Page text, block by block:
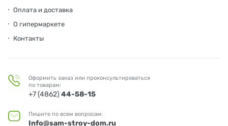
Оплата и доставка
О гипермаркете
Контакты
Оформить заказ или проконсультироваться
по товарам:
+7 (4862) 44-58-15
Пишите по всем вопросам:
Info@sam-stroy-dom.ru